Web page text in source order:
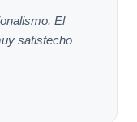
El
satisfecho